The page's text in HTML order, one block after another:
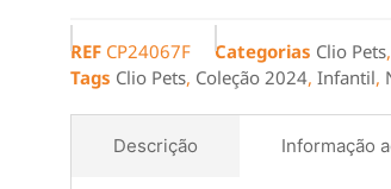
REF CP24067F Categorias Clio Pets,
Tags Clio Pets, Coleção 2024, Infantil,
Descrição Informação